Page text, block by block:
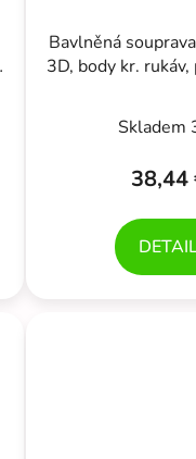
Bavlněná
3D, body kr.
Skladem
38,44